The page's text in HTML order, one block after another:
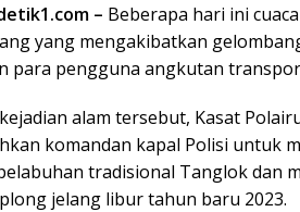
– Beberapa hari ini
yang mengakibatkan
para pengguna angkutan
alam tersebut, Kasat
komandan kapal Polisi untuk
tradisional Tanglok dan
jelang libur tahun baru 2023.